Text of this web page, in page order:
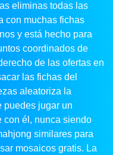
eliminas todas las
con muchas fichas
y está hecho para
coordinados de
de las ofertas en
las fichas del
aleatoriza la
puedes jugar un
con él, nunca siendo
similares para
mosaicos gratis. La